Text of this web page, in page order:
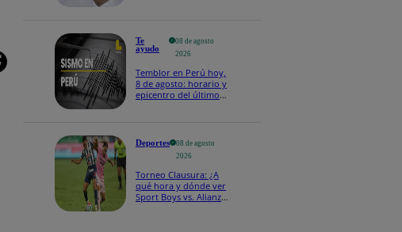
Te
ayudo
08 de agosto
2026
Temblor en Perú hoy,
8 de agosto: horario y
epicentro del último
Deportes
08 de agosto
2026
Torneo Clausura: ¿A
qué hora y dónde ver
Sport Boys vs. Alianza